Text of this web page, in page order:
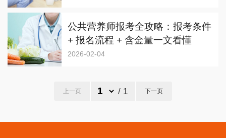
公共营养师报考全攻略：报考条件
+ 报名流程 + 含金量一文看懂
2026-02-04
上一页 / 1 下一页